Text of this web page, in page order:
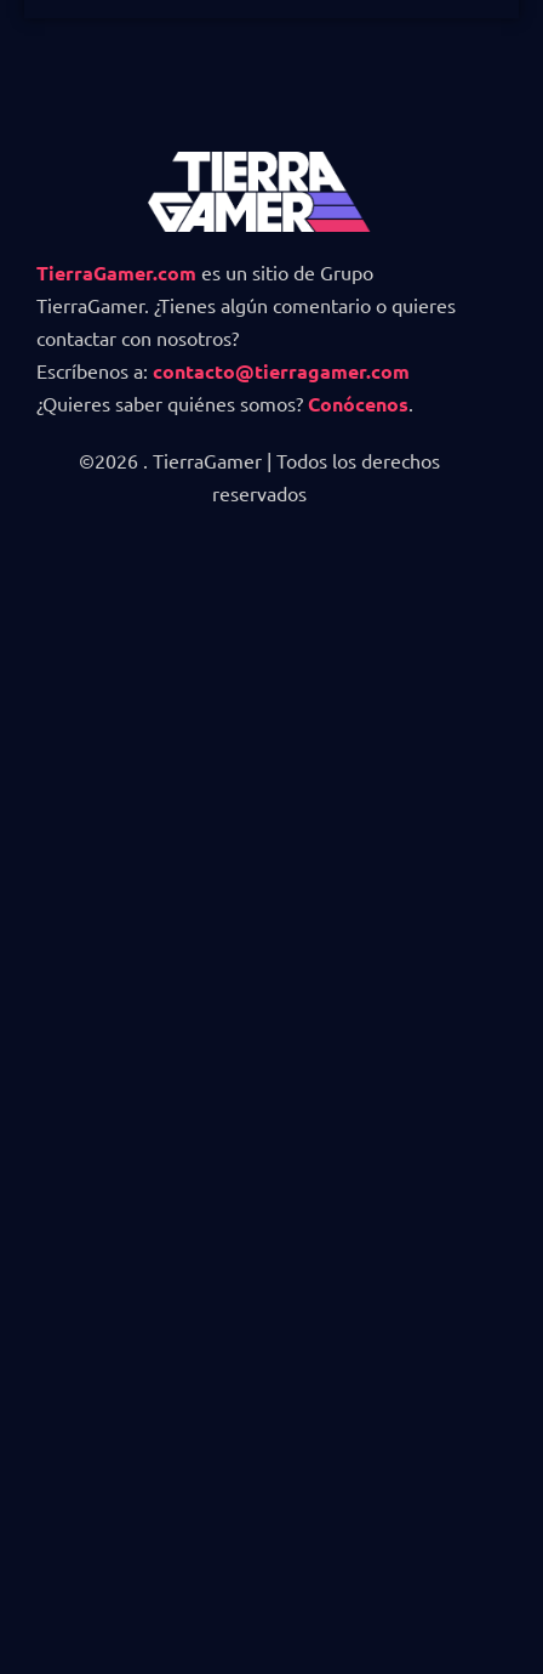
TierraGamer.com es un sitio de Grupo
TierraGamer. ¿Tienes algún comentario o quieres
contactar con nosotros?
Escríbenos a: contacto@tierragamer.com
¿Quieres saber quiénes somos? Conócenos.
©2026 . TierraGamer | Todos los derechos
reservados